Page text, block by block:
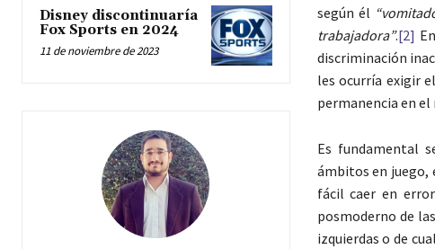
Disney discontinuaría
Fox Sports en 2024
11 de noviembre de 2023
según él
trabajadora”.[2]
discriminación
les ocurría exigir
permanencia en el
Es fundamental
ámbitos en juego,
fácil caer en
posmoderno de
izquierdas o de